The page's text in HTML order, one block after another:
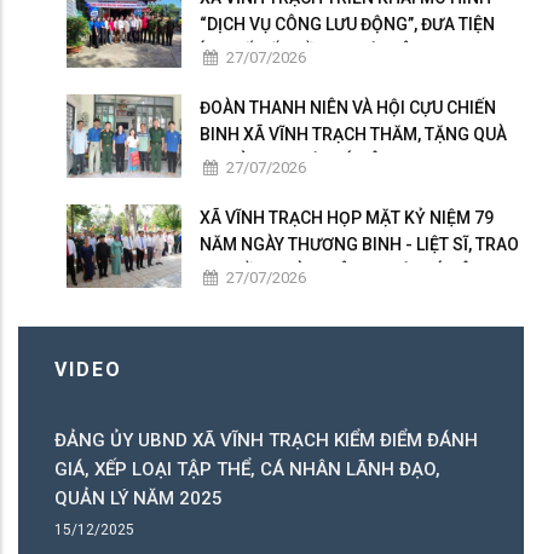
“DỊCH VỤ CÔNG LƯU ĐỘNG”, ĐƯA TIỆN
ÍCH SỐ ĐẾN GẦN NGƯỜI DÂN
27/07/2026
ĐOÀN THANH NIÊN VÀ HỘI CỰU CHIẾN
BINH XÃ VĨNH TRẠCH THĂM, TẶNG QUÀ
GIA ĐÌNH NGƯỜI CÓ CÔNG
27/07/2026
XÃ VĨNH TRẠCH HỌP MẶT KỶ NIỆM 79
NĂM NGÀY THƯƠNG BINH - LIỆT SĨ, TRAO
50 PHẦN QUÀ TRI ÂN NGƯỜI CÓ CÔNG
27/07/2026
VIDEO
ĐẢNG ỦY UBND XÃ VĨNH TRẠCH KIỂM ĐIỂM ĐÁNH
GIÁ, XẾP LOẠI TẬP THỂ, CÁ NHÂN LÃNH ĐẠO,
QUẢN LÝ NĂM 2025
15/12/2025